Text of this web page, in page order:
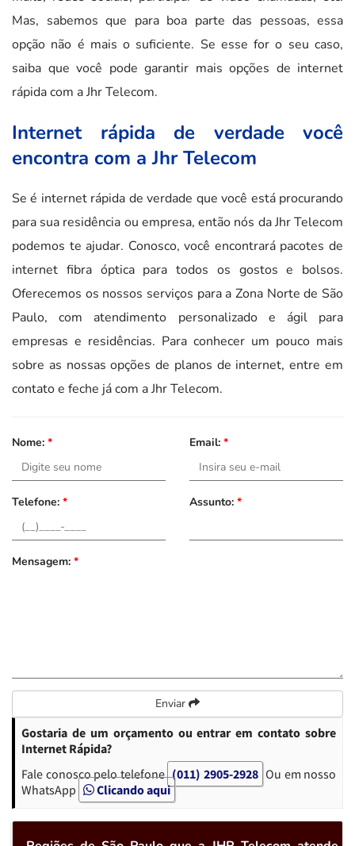
Mas, sabemos que para boa parte das pessoas, essa
opção não é mais o suficiente. Se esse for o seu caso,
saiba que você pode garantir mais opções de internet
rápida com a Jhr Telecom.
Internet rápida de verdade você
encontra com a Jhr Telecom
Se é internet rápida de verdade que você está procurando
para sua residência ou empresa, então nós da Jhr Telecom
podemos te ajudar. Conosco, você encontrará pacotes de
internet fibra óptica para todos os gostos e bolsos.
Oferecemos os nossos serviços para a Zona Norte de São
Paulo, com atendimento personalizado e ágil para
empresas e residências. Para conhecer um pouco mais
sobre as nossas opções de planos de internet, entre em
contato e feche já com a Jhr Telecom.
Nome: * Email: *
Telefone: * Assunto: *
Mensagem: *
Enviar
Gostaria de um orçamento ou entrar em contato sobre
Internet Rápida?
Fale conosco pelo telefone (011) 2905-2928 Ou em nosso
WhatsApp
Clicando aqui